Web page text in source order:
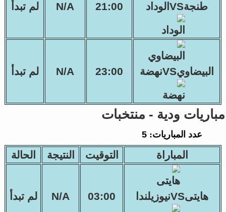
طنجةVSالوداد 21:00
N/A لم تبدأ
البيضاويVSنهضة 23:00
N/A لم تبدأ
مباريات ودية - منتخبات
عدد المباريات:5
المباراة التوقيت النتيجة الحالة
هايتىVSنيوزيلندا 03:00
N/A لم تبدأ